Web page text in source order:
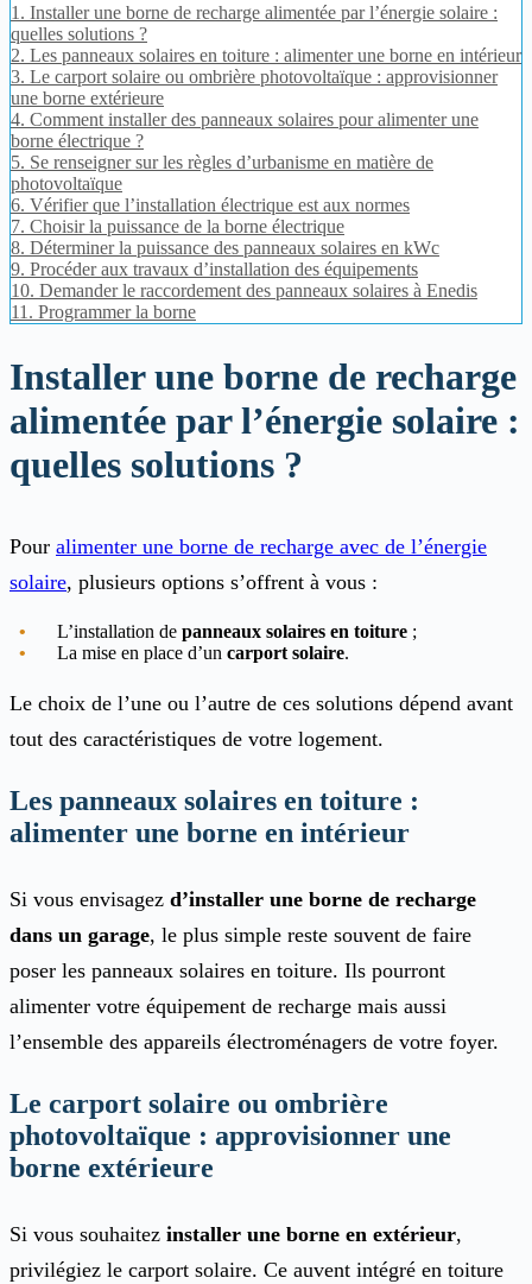
1. Installer une borne de recharge alimentée par l’énergie solaire :
quelles solutions ?
2. Les panneaux solaires en toiture : alimenter une borne en intérieur
3. Le carport solaire ou ombrière photovoltaïque : approvisionner
une borne extérieure
4. Comment installer des panneaux solaires pour alimenter une
borne électrique ?
5. Se renseigner sur les règles d’urbanisme en matière de
photovoltaïque
6. Vérifier que l’installation électrique est aux normes
7. Choisir la puissance de la borne électrique
8. Déterminer la puissance des panneaux solaires en kWc
9. Procéder aux travaux d’installation des équipements
10. Demander le raccordement des panneaux solaires à Enedis
11. Programmer la borne
Installer une borne de recharge
alimentée par l’énergie solaire :
quelles solutions ?
Pour alimenter une borne de recharge avec de l’énergie
solaire, plusieurs options s’offrent à vous :
L’installation de panneaux solaires en toiture ;
La mise en place d’un carport solaire.
Le choix de l’une ou l’autre de ces solutions dépend avant
tout des caractéristiques de votre logement.
Les panneaux solaires en toiture :
alimenter une borne en intérieur
Si vous envisagez d’installer une borne de recharge
dans un garage, le plus simple reste souvent de faire
poser les panneaux solaires en toiture. Ils pourront
alimenter votre équipement de recharge mais aussi
l’ensemble des appareils électroménagers de votre foyer.
Le carport solaire ou ombrière
photovoltaïque : approvisionner une
borne extérieure
Si vous souhaitez installer une borne en extérieur,
privilégiez le carport solaire. Ce auvent intégré en toiture